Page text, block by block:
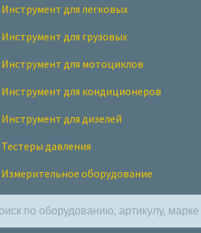
Инструмент для легковых
Инструмент для грузовых
Инструмент для мотоциклов
Инструмент для кондиционеров
Инструмент для дизелей
Тестеры давления
Измерительное оборудование